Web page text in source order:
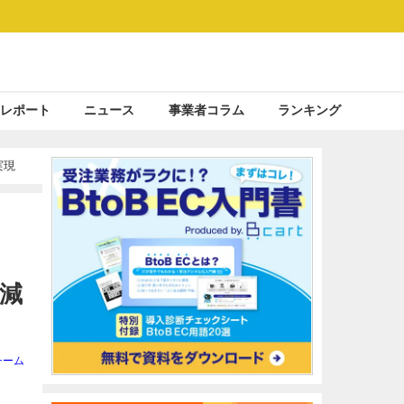
ポート ニュース 事業者コラム ランキング
現
ム